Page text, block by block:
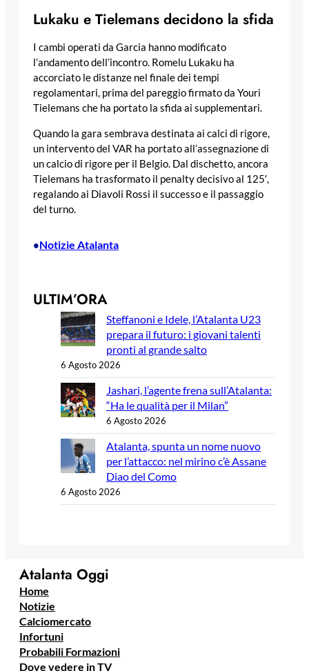
Lukaku e Tielemans decidono la sfida
I cambi operati da Garcia hanno modificato
l’andamento dell’incontro. Romelu Lukaku ha
accorciato le distanze nel finale dei tempi
regolamentari, prima del pareggio firmato da Youri
Tielemans che ha portato la sfida ai supplementari.
Quando la gara sembrava destinata ai calci di rigore,
un intervento del VAR ha portato all’assegnazione di
un calcio di rigore per il Belgio. Dal dischetto, ancora
Tielemans ha trasformato il penalty decisivo al 125′,
regalando ai Diavoli Rossi il successo e il passaggio
del turno.
•Notizie Atalanta
ULTIM’ORA
Steffanoni e Idele, l’Atalanta U23
prepara il futuro: i giovani talenti
pronti al grande salto
6 Agosto 2026
Jashari, l’agente frena sull’Atalanta:
“Ha le qualità per il Milan”
6 Agosto 2026
Atalanta, spunta un nome nuovo
per l’attacco: nel mirino c’è Assane
Diao del Como
6 Agosto 2026
Atalanta Oggi
Home
Notizie
Calciomercato
Infortuni
Probabili Formazioni
Dove vedere in TV